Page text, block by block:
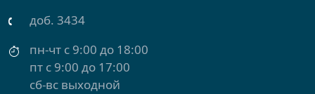
доб. 3434
пн-чт с 9:00 до 18:00
пт с 9:00 до 17:00
сб-вс выходной